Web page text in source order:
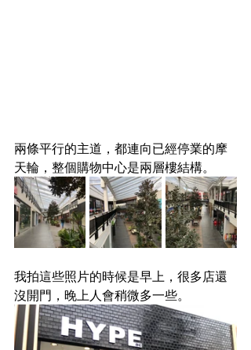
兩條平行的主道，都連向已經停業的摩
天輪，整個購物中心是兩層樓結構。
我拍這些照片的時候是早上，很多店還
沒開門，晚上人會稍微多一些。